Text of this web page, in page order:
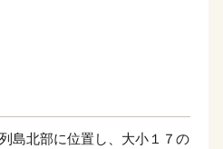
島北部に位置し、大小１７の